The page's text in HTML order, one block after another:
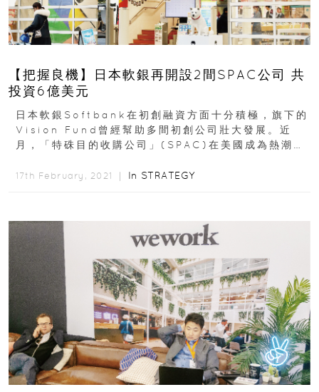
【把握良機】日本軟銀再開設2間SPAC公司 共
投資6億美元
日本軟銀Softbank在初創融資方面十分積極，旗下的
Vision Fund曾經幫助多間初創公司壯大發展。近
月，「特硃目的收購公司」(SPAC)在美國成為熱潮，
17th February, 2021 ｜ In STRATEGY